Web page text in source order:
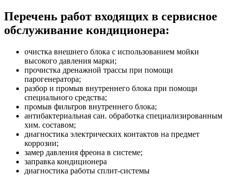
Перечень работ входящих в сервисное
обслуживание кондиционера:
очистка внешнего блока с использованием мойки
высокого давления марки;
прочистка дренажной трассы при помощи
парогенератора;
разбор и промыв внутреннего блока при помощи
специального средства;
промыв фильтров внутреннего блока;
антибактериальная сан. обработка специализированным
хим. составом;
диагностика электрических контактов на предмет
коррозии;
замер давления фреона в системе;
заправка кондиционера
диагностика работы сплит-системы